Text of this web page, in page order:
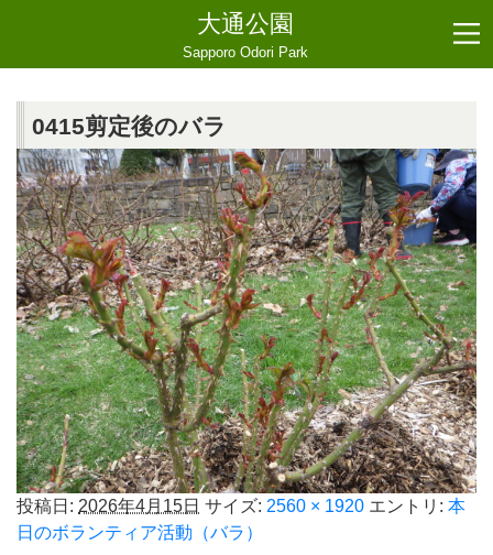
大通公園
Sapporo Odori Park
0415剪定後のバラ
投稿日: 2026年4月15日 サイズ: 2560 × 1920 エントリ: 本
日のボランティア活動（バラ）